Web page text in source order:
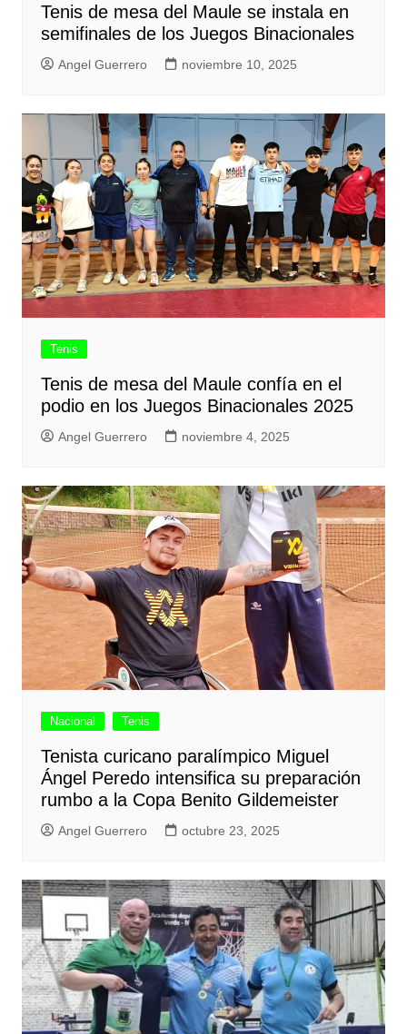
Tenis de mesa del Maule se instala en
semifinales de los Juegos Binacionales
Angel Guerrero noviembre 10, 2025
Tenis
Tenis de mesa del Maule confía en el
podio en los Juegos Binacionales 2025
Angel Guerrero noviembre 4, 2025
Nacional Tenis
Tenista curicano paralímpico Miguel
Ángel Peredo intensifica su preparación
rumbo a la Copa Benito Gildemeister
Angel Guerrero octubre 23, 2025